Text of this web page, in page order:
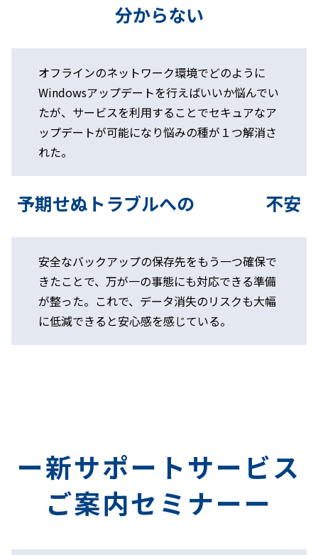
分からない
オフラインのネットワーク環境でどのように
Windowsアップデートを行えばいいか悩んでい
たが、サービスを利用することでセキュアなア
ップデートが可能になり悩みの種が１つ解消さ
れた。
予期せぬトラブルへの 不安
安全なバックアップの保存先をもう一つ確保で
きたことで、万が一の事態にも対応できる準備
が整った。これで、データ消失のリスクも大幅
に低減できると安心感を感じている。
ー新サポートサービス
ご案内セミナーー